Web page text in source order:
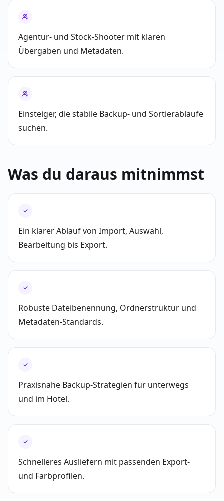
Agentur- und Stock-Shooter mit klaren
Übergaben und Metadaten.
Einsteiger, die stabile Backup- und Sortierabläufe
suchen.
Was du daraus mitnimmst
✓
Ein klarer Ablauf von Import, Auswahl,
Bearbeitung bis Export.
✓
Robuste Dateibenennung, Ordnerstruktur und
Metadaten-Standards.
✓
Praxisnahe Backup-Strategien für unterwegs
und im Hotel.
✓
Schnelleres Ausliefern mit passenden Export-
und Farbprofilen.